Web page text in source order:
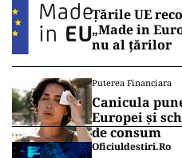
Țările UE
„Made in
nu al țărilor
Puterea Financiara
Canicula
Europei și
de consum
Oficiuldestiri.ro